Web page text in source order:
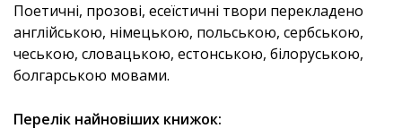
Поетичні, прозові, есеїстичні твори перекладено
англійською, німецькою, польською, сербською,
чеською, словацькою, естонською, білоруською,
болгарською мовами.
Перелік найновіших книжок: